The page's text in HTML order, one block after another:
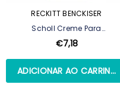
RECKITT BENCKISER
Scholl Creme Para
Calcanhares Gretados - 60 Ml
€7,18
ADICIONAR AO CARRINHO